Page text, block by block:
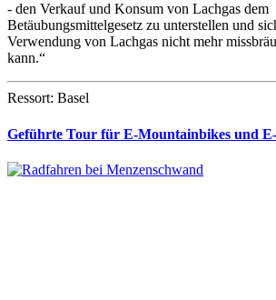
- den Verkauf und Konsum von Lachgas dem
Betäubungsmittelgesetz zu unterstellen und
Verwendung von Lachgas nicht mehr
kann.“
Ressort: Basel
Geführte Tour für E-Mountainbikes und